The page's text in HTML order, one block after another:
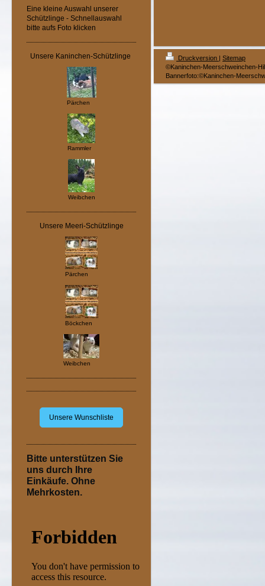
Eine kleine Auswahl unserer
Schützlinge - Schnellauswahl
bitte aufs Foto klicken
Unsere Kaninchen-Schützlinge
Pärchen
Rammler
Weibchen
Unsere Meeri-Schützlinge
Pärchen
Böckchen
Weibchen
Unsere Wunschliste
Bitte unterstützen Sie
uns durch Ihre
Einkäufe. Ohne
Mehrkosten.
Druckversion | Sitemap
©Kaninchen-Meerschweinchen-
Bannerfoto:©Kaninchen-